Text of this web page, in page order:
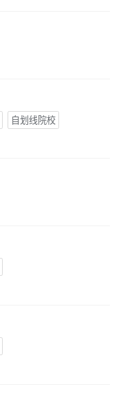
自划线院校